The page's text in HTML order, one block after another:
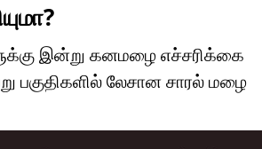
இன்று கனமழை எச்சரிக்கை
பகுதிகளில் லேசான சாரல் மழை